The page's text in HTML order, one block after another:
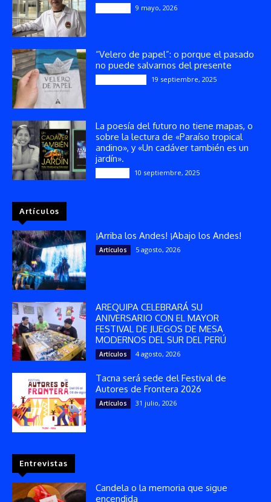
9 mayo, 2026
“Velero de papel”: o porque el pasado
no puede salvarnos del presente
19 septiembre, 2025
La poesía del futuro no tiene mapas, o
sobre la lectura de «Paraíso tropical
andino», y «Un cadáver también es un
jardín».
10 septiembre, 2025
Artículos
¡Arriba los Andes! ¡Abajo los Andes!
Artículos 5 agosto, 2026
AREQUIPA CELEBRARÁ SU
ANIVERSARIO CON EL MAYOR
FESTIVAL DE JUEGOS DE MESA
MODERNOS DEL SUR DEL PERÚ
Artículos 4 agosto, 2026
Tacna será sede del Festival de
Autores de Frontera 2026
Artículos 31 julio, 2026
Entrevistas
Candela o la memoria que sigue
encendida